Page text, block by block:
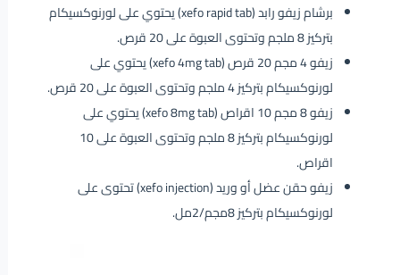
برشام زيفو رابد (xefo rapid tab) يحتوي على لورنوكسيكام
بتركيز 8 ملجم وتحتوى العبوة على 20 قرص.
زيفو 4 مجم 20 قرص (xefo 4mg tab) يحتوي على
لورنوكسيكام بتركيز 4 ملجم وتحتوى العبوة على 20 قرص.
زيفو 8 مجم 10 اقراص (xefo 8mg tab) يحتوي على
لورنوكسيكام بتركيز 8 ملجم وتحتوى العبوة على 10
اقراص.
زيفو حقن عضل أو وريد (xefo injection) تحتوى على
لورنوكسيكام بتركيز 8مجم/2مل.